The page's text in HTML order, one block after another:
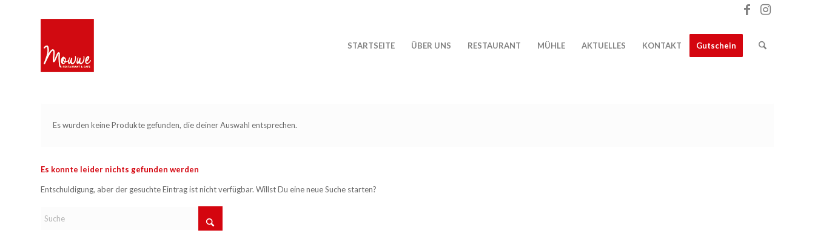
STARTSEITE ÜBER UNS RESTAURANT MÜHLE AKTUELLES KONTAKT Gutschein
Es wurden keine Produkte gefunden, die deiner Auswahl entsprechen.
Es konnte leider nichts gefunden werden
Entschuldigung, aber der gesuchte Eintrag ist nicht verfügbar. Willst Du eine neue Suche starten?